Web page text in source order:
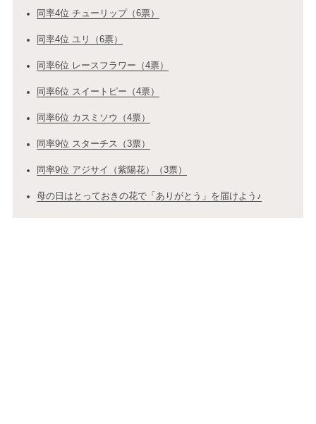
同率4位 チューリップ（6票）
同率4位 ユリ（6票）
同率6位 レースフラワー（4票）
同率6位 スイートピー（4票）
同率6位 カスミソウ（4票）
同率9位 スターチス（3票）
同率9位 アジサイ（紫陽花）（3票）
母の日はとっておきの花で「ありがとう」を届けよう♪